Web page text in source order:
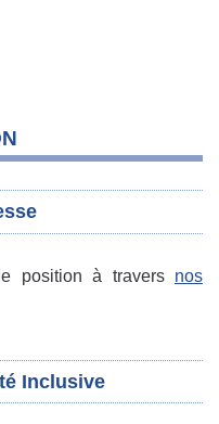
position à travers nos
Inclusive